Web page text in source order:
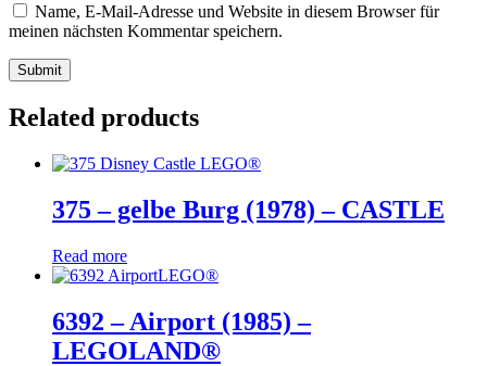
Name, E-Mail-Adresse und Website in diesem Browser für
meinen nächsten Kommentar speichern.
Related products
375 – gelbe Burg (1978) – CASTLE
Read more
6392 – Airport (1985) –
LEGOLAND®